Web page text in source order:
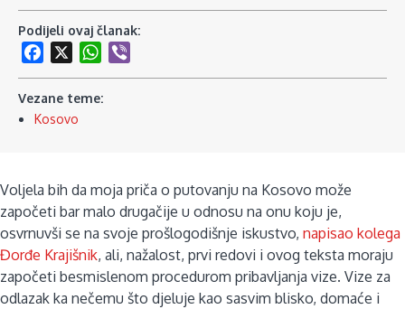
Podijeli ovaj članak:
Facebook
WhatsApp
Vezane teme:
Kosovo
Voljela bih da moja priča o putovanju na Kosovo može
započeti bar malo drugačije u odnosu na onu koju je,
osvrnuvši se na svoje prošlogodišnje iskustvo, napisao kolega
Đorđe Krajišnik, ali, nažalost, prvi redovi i ovog teksta moraju
započeti besmislenom procedurom pribavljanja vize. Vize za
odlazak ka nečemu što djeluje kao sasvim blisko, domaće i